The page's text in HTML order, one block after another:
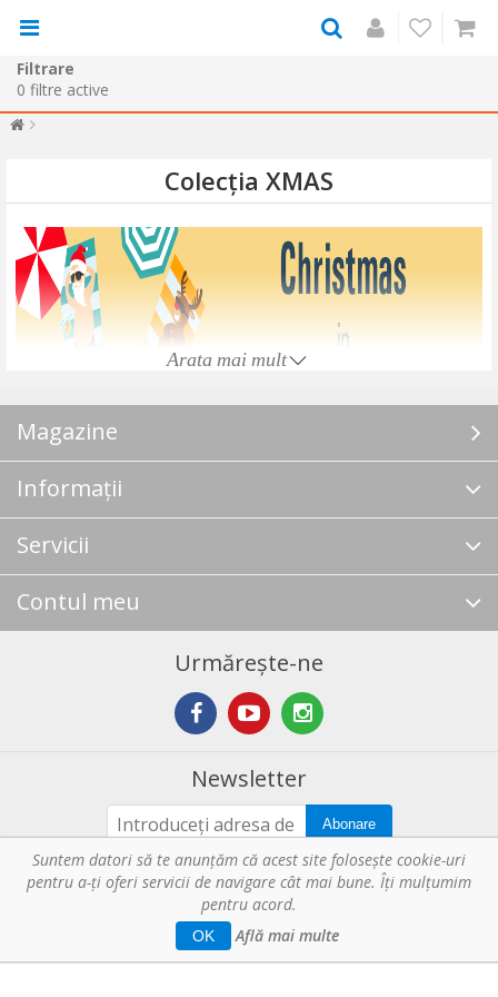
Filtrare
0 filtre active
Colecția XMAS
Arata mai mult
Magazine
Informații
Servicii
Contul meu
Urmărește-ne
Newsletter
Abonare
Copyright © 2026 Horeca - Pentru profesionistii din bucatarie. Toate
drepturile rezervate.
Web Solution byTronn Software
Suntem datori să te anunţăm că acest site foloseşte cookie-uri
pentru a-ți oferi servicii de navigare cât mai bune. Îţi mulțumim
pentru acord.
OK Află mai multe